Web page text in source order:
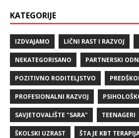
KATEGORIJE
IZDVAJAMO LIČNI RAST I RAZVOJ
NEKATEGORISANO PARTNERSKI
POZITIVNO RODITELJSTVO
PROFESIONALNI RAZVOJ
SAVJETOVALIŠTE "SARA" TEENAGERI
ŠKOLSKI UZRAST ŠTA JE KBT